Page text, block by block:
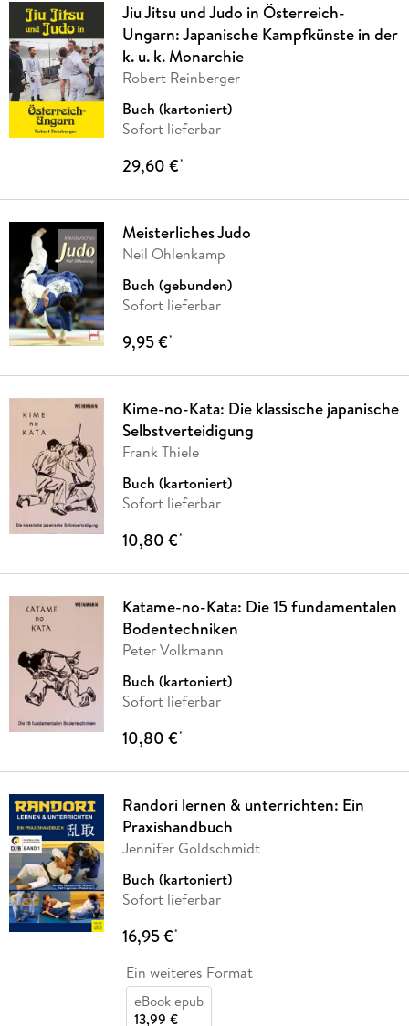
Jiu Jitsu und Judo in Österreich-
Ungarn: Japanische Kampfkünste in der
k. u. k. Monarchie
Robert Reinberger
Buch (kartoniert)
Sofort lieferbar
29,60 €*
Meisterliches Judo
Neil Ohlenkamp
Buch (gebunden)
Sofort lieferbar
9,95 €*
Kime-no-Kata: Die klassische japanische
Selbstverteidigung
Frank Thiele
Buch (kartoniert)
Sofort lieferbar
10,80 €*
Katame-no-Kata: Die 15 fundamentalen
Bodentechniken
Peter Volkmann
Buch (kartoniert)
Sofort lieferbar
10,80 €*
Randori lernen & unterrichten: Ein
Praxishandbuch
Jennifer Goldschmidt
Buch (kartoniert)
Sofort lieferbar
16,95 €*
Ein weiteres Format
eBook epub
13,99 €